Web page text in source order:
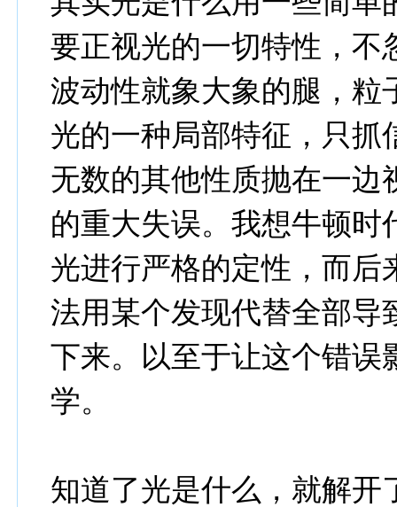
要正视光的一切特性，不
波动性就象大象的腿，粒
光的一种局部特征，只抓
无数的其他性质抛在一边
的重大失误。我想牛顿时
光进行严格的定性，而后
法用某个发现代替全部导
下来。以至于让这个错误
学。
知道了光是什么，就解开